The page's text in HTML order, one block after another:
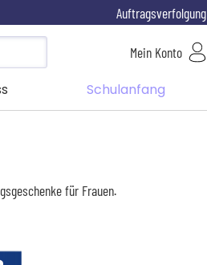
Auftragsverfolgung
Mein Konto
Schulanfang
für Frauen.